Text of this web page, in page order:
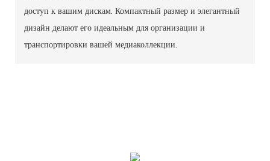
доступ к вашим дискам. Компактный размер и элегантный
дизайн делают его идеальным для организации и
транспортировки вашей медиаколлекции.